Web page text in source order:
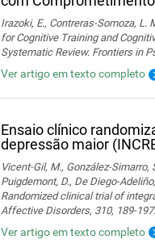
Irazoki, E., Contreras-Somoza, L.
for Cognitive Training and
Systematic Review. Frontiers in
Ver artigo em texto completo
Ensaio clínico
depressão maior
Vicent-Gil, M., González-Simarro,
Puigdemont, D., De Diego-
Randomized clinical trial of
Affective Disorders, 310, 189-197.
Ver artigo em texto completo